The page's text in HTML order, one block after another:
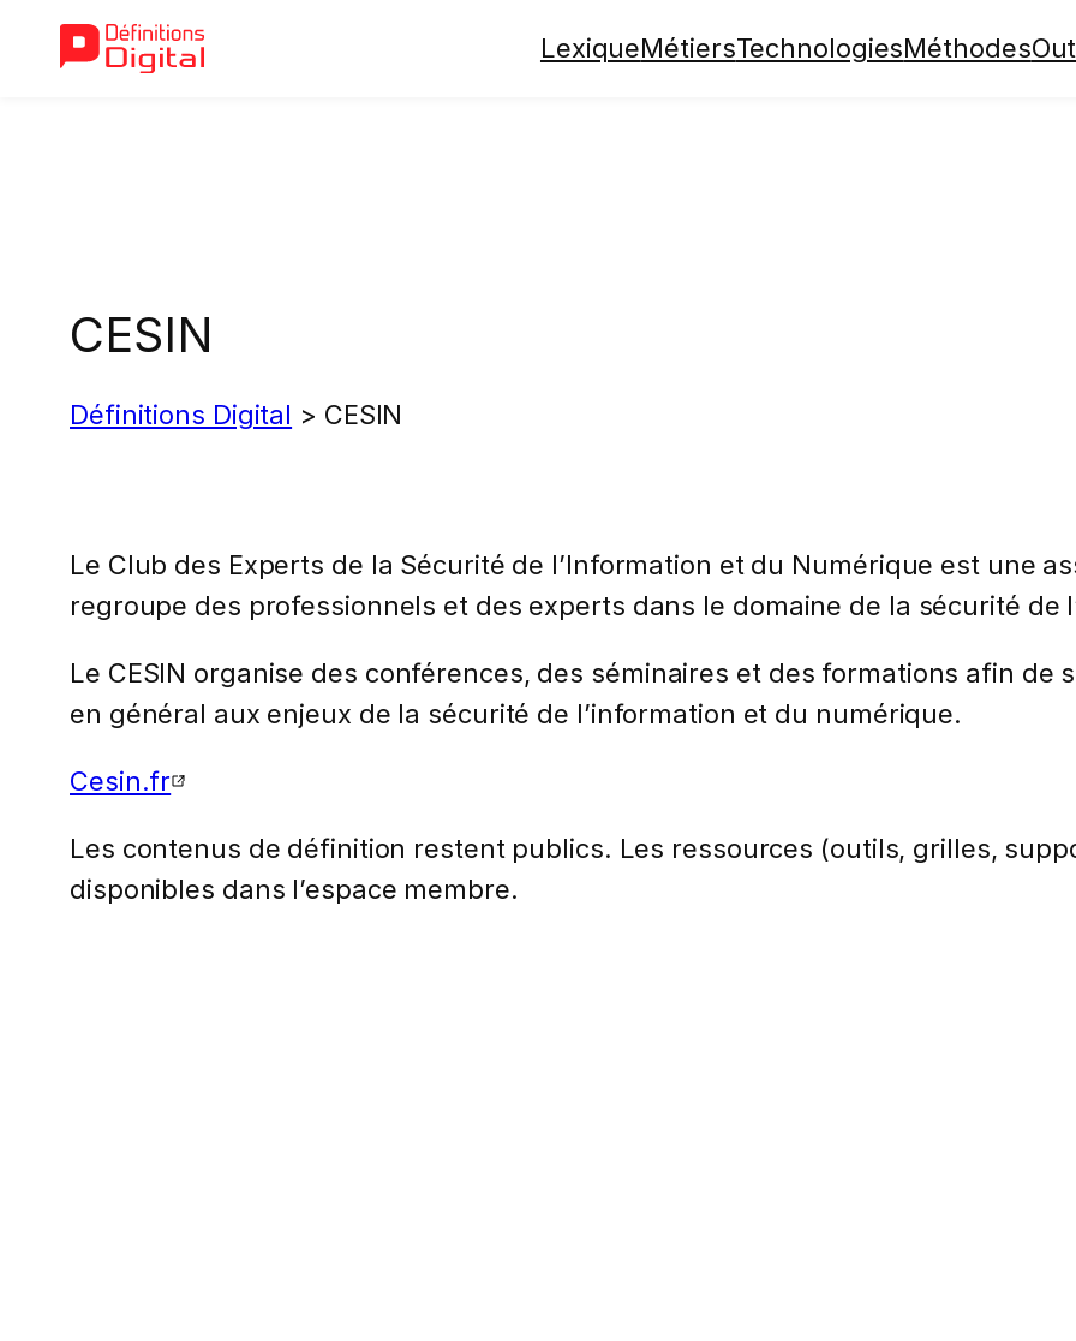
LexiqueMétiersTechnologiesMéthodes
CESIN
Définitions Digital > CESIN
Le Club des Experts de la Sécurité de l’Information et du Numérique est une
regroupe des professionnels et des experts dans le domaine de la sécurité de
Le CESIN organise des conférences, des séminaires et des formations afin de
en général aux enjeux de la sécurité de l’information et du numérique.
Cesin.fr
Les contenus de définition restent publics. Les ressources (outils, grilles,
disponibles dans l’espace membre.